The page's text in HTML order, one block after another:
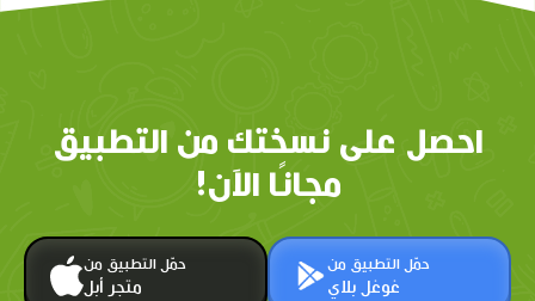
احصل على نسختك من التطبيق
مجانًا الآن!
حمّل التطبيق من
متجر أبل
حمّل التطبيق من
غوغل بلاي